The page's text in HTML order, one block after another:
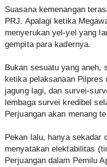
Suasana kemenangan
PRJ. Apalagi ketika
menyerukan yel-yel yang
gempita para kadernya.
Bukan sesuatu yang aneh,
ketika pelaksanaan Pilpres
jagung lagi, dan survei-
lembaga survei kredibel
Perjuangan akan menang
Pekan lalu, hanya sekadar
menyatakan elektabilitas
Perjuangan dalam Pemilu